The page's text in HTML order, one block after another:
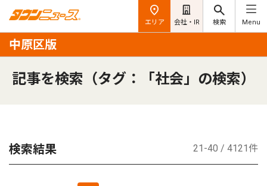
エリア 会社・IR 検索 Menu
中原区版
記事を検索（タグ：「社会」の検索）
検索結果 21-40 / 4121件